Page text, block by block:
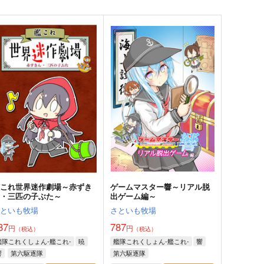
れ世界迷作劇場～赤ずき
三匹の子ぶた～
いも牧場
円 （税込）
隊これくしょん-艦これ-
暁
第六駆逐隊
ゲームマスター響～リアル脱
出ゲーム編～
さといも牧場
787円 （税込）
艦隊これくしょん-艦これ-
響
第六駆逐隊